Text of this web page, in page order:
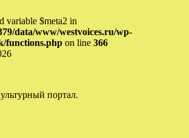
variable $meta2 in
data/www/westvoices.ru/wp-
functions.php on line 366
портал.